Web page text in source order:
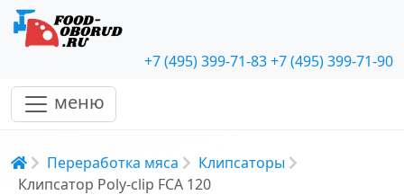
+7 (495) 399-71-83+7 (495) 399-71-90
меню
Строка навигации
Переработка мяса
Клипсаторы
Клипсатор Poly-clip FCA 120